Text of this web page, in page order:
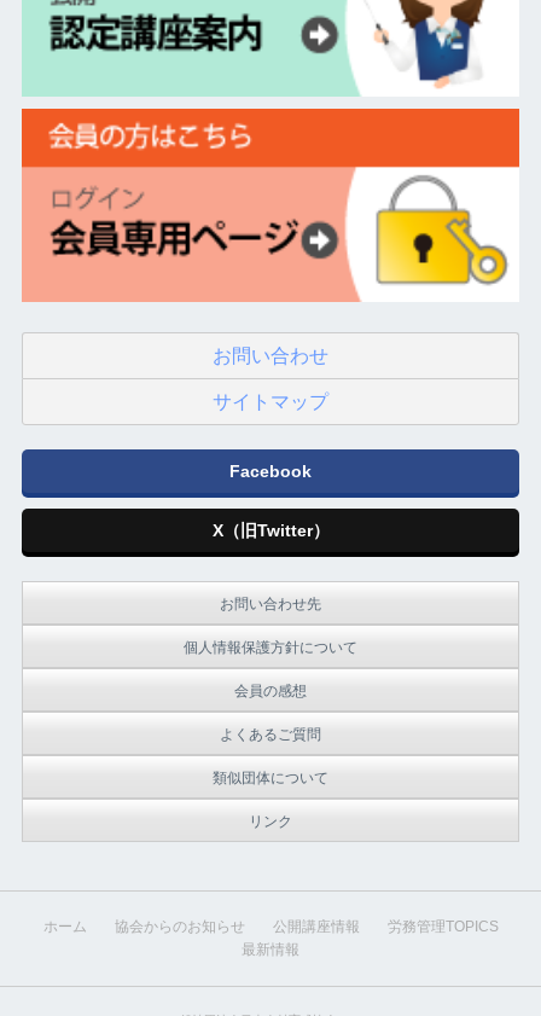
お問い合わせ
サイトマップ
Facebook
X（旧Twitter）
お問い合わせ先
個人情報保護方針について
会員の感想
よくあるご質問
類似団体について
リンク
ホーム 協会からのお知らせ 公開講座情報
労務管理TOPICS
最新情報